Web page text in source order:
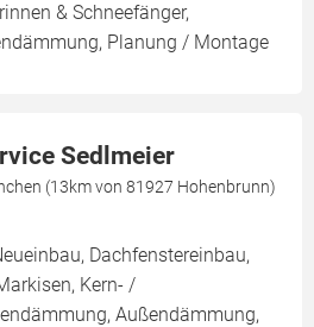
& Schneefänger,
Planung / Montage
Sedlmeier
(13km von 81927 Hohenbrunn)
Dachfenstereinbau,
Kern- /
Außendämmung,